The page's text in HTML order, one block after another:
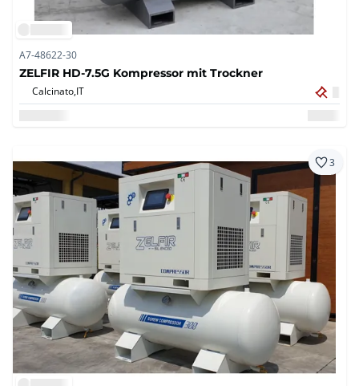
A7-48622-30
ZELFIR HD-7.5G Kompressor mit Trockner
Calcinato,IT
3